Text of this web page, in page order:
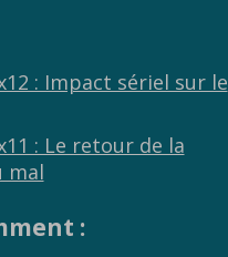
: Impact sériel sur le
: Le retour de la
mal
: